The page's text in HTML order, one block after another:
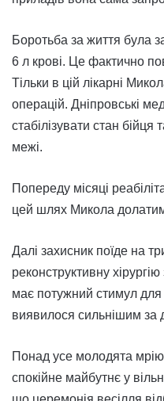
Боротьба за життя була
6 л крові. Це фактично
Тільки в цій лікарні
операцій. Дніпровські
стабілізувати стан бійця
межі.
Попереду місяці
цей шлях Микола
Далі захисник поїде на
реконструктивну
має потужний стимул
виявилося сильнішим за
Понад усе молодята
спокійне майбутнє у